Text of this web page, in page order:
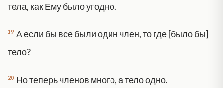
тела, как Ему было угодно.
19 А если бы все были один член, то где [было бы]
тело?
20 Но теперь членов много, а тело одно.